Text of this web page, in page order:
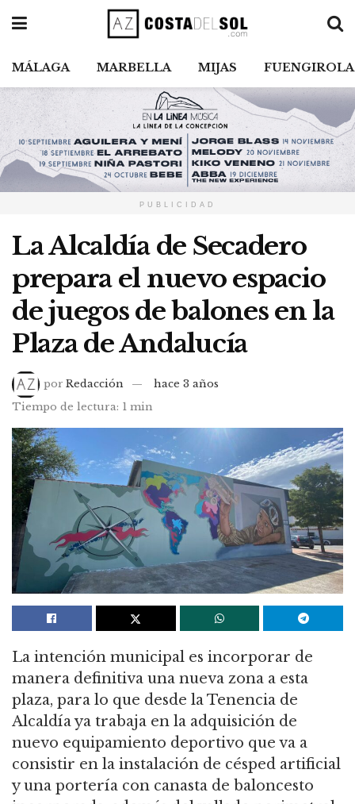
MÁLAGA MARBELLA MIJAS FUENGIROLA
PUBLICIDAD
La Alcaldía de Secadero
prepara el nuevo espacio
de juegos de balones en la
Plaza de Andalucía
por Redacción
hace 3 años
Tiempo de lectura: 1 min
La intención municipal es incorporar de
manera definitiva una nueva zona a esta
plaza, para lo que desde la Tenencia de
Alcaldía ya trabaja en la adquisición de
nuevo equipamiento deportivo que va a
consistir en la instalación de césped artificial
y una portería con canasta de baloncesto